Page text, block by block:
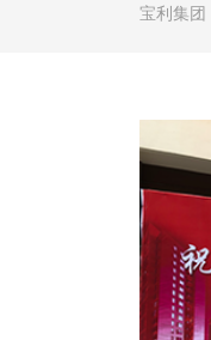
宝利集团